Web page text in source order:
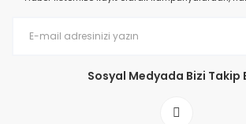
Sosyal Medyada Bizi Takip